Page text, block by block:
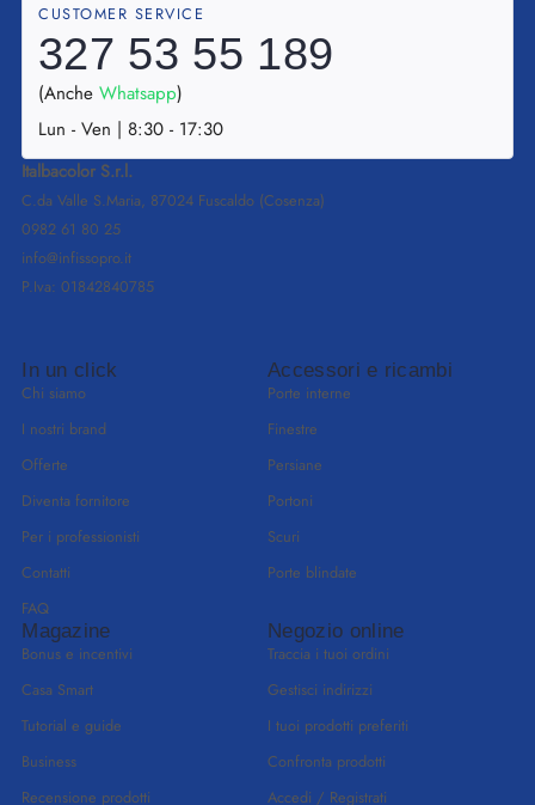
CUSTOMER SERVICE
327 53 55 189
(AncheWhatsapp)
Lun - Ven | 8:30 - 17:30
Italbacolor S.r.l.
C.da Valle S.Maria, 87024 Fuscaldo (Cosenza)
0982 61 80 25
info@infissopro.it
P.Iva: 01842840785
In un click
Chi siamo
I nostri brand
Offerte
Diventa fornitore
Per i professionisti
Contatti
FAQ
Accessori e ricambi
Porte interne
Finestre
Persiane
Portoni
Scuri
Porte blindate
Magazine
Bonus e incentivi
Casa Smart
Tutorial e guide
Business
Recensione prodotti
Negozio online
Traccia i tuoi ordini
Gestisci indirizzi
I tuoi prodotti preferiti
Confronta prodotti
Accedi / Registrati